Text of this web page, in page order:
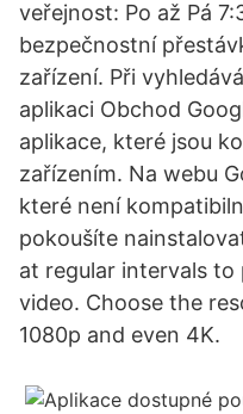
veřejnost: Po až Pá
bezpečnostní
zařízení. Při
aplikaci Obchod
aplikace, které jsou
zařízením. Na webu
které není
pokoušíte
at regular intervals to
video. Choose the
1080p and even 4K.